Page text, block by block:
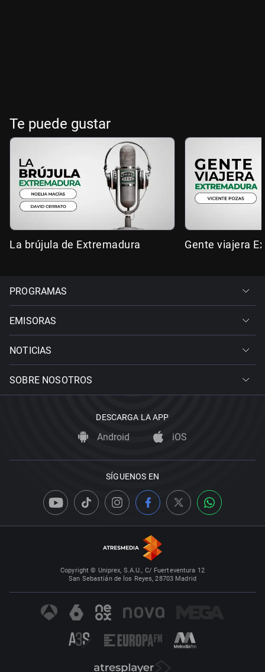
Te puede gustar
La brújula de Extremadura Gente viajera
PROGRAMAS
EMISORAS
NOTICIAS
SOBRE NOSOTROS
DESCARGA LA APP
Android iOS
SÍGUENOS EN
Copyright © Uniprex, S.A.U., C/ Fuerteventura 12
San Sebastián de los Reyes, 28703 Madrid